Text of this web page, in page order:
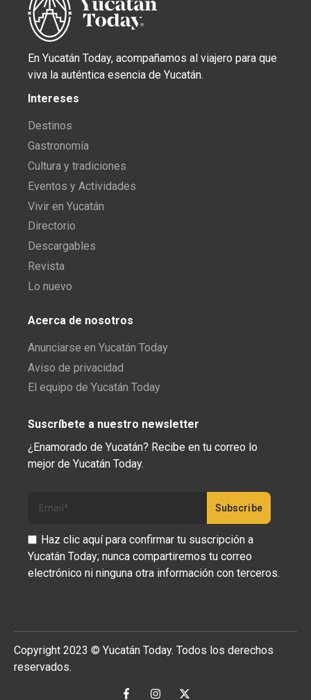
En Yucatán Today, acompañamos al viajero para que
viva la auténtica esencia de Yucatán.
Intereses
Destinos
Gastronomía
Cultura y tradiciones
Eventos y Actividades
Vivir en Yucatán
Directorio
Descargables
Revista
Lo nuevo
Acerca de nosotros
Anunciarse en Yucatán Today
Aviso de privacidad
El equipo de Yucatán Today
Suscríbete a nuestro newsletter
¿Enamorado de Yucatán? Recibe en tu correo lo
mejor de Yucatán Today.
Haz clic aquí para confirmar tu suscripción a
Yucatán Today; nunca compartiremos tu correo
electrónico ni ninguna otra información con terceros.
Copyright 2023 © Yucatán Today. Todos los derechos
reservados.